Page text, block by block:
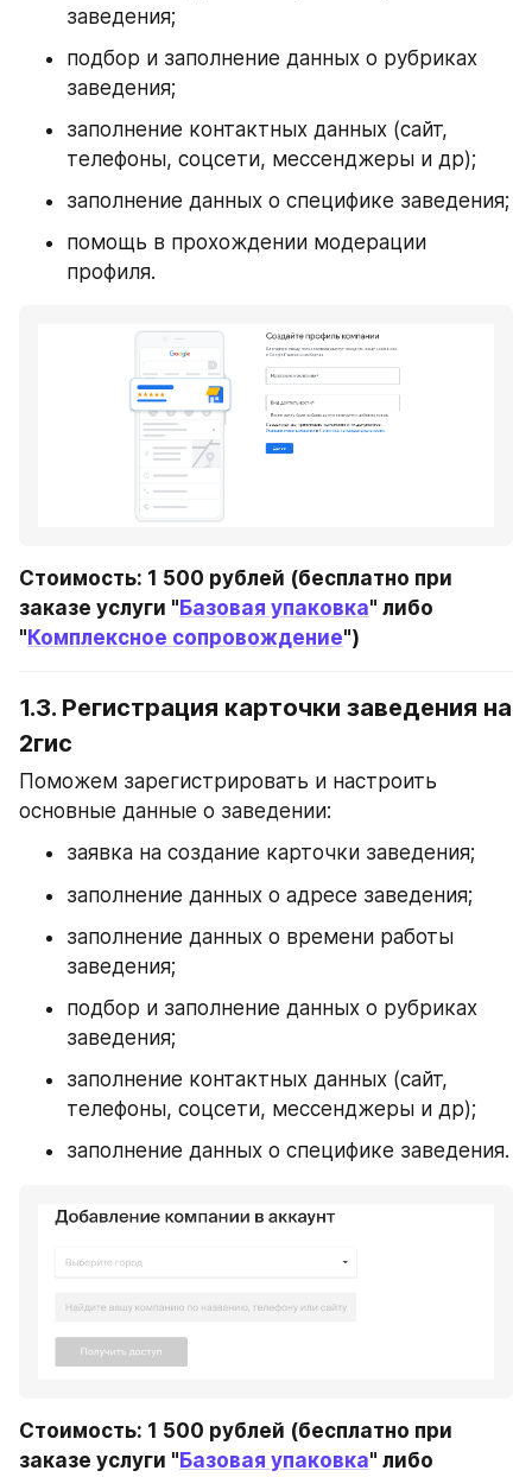
заведения;
подбор и заполнение данных о рубриках
заведения;
заполнение контактных данных (сайт,
телефоны, соцсети, мессенджеры и др);
заполнение данных о специфике заведения;
помощь в прохождении модерации
профиля.
Стоимость: 1 500 рублей (бесплатно при
заказе услуги " Базовая упаковка" либо
" Комплексное сопровождение")
1.3. Регистрация карточки заведения на
2гис
Поможем зарегистрировать и настроить
основные данные о заведении:
заявка на создание карточки заведения;
заполнение данных о адресе заведения;
заполнение данных о времени работы
заведения;
подбор и заполнение данных о рубриках
заведения;
заполнение контактных данных (сайт,
телефоны, соцсети, мессенджеры и др);
заполнение данных о специфике заведения.
Стоимость: 1 500 рублей (бесплатно при
заказе услуги "Базовая упаковка" либо